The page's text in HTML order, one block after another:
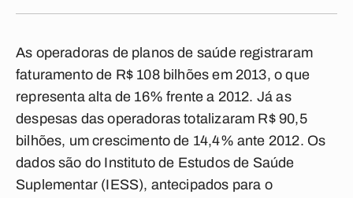
As operadoras de planos de saúde registraram
faturamento de R$ 108 bilhões em 2013, o que
representa alta de 16% frente a 2012. Já as
despesas das operadoras totalizaram R$ 90,5
bilhões, um crescimento de 14,4% ante 2012. Os
dados são do Instituto de Estudos de Saúde
Suplementar (IESS), antecipados para o